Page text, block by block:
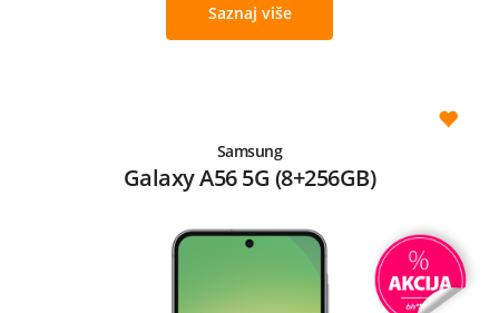
Saznaj više
Samsung
Galaxy A56 5G (8+256GB)